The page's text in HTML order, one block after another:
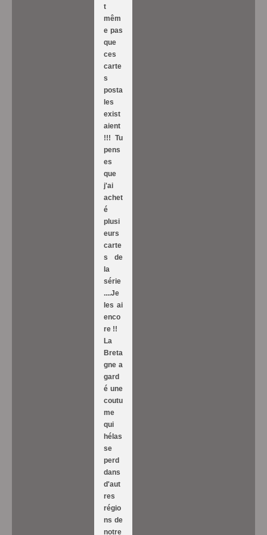
t
mêm
e pas
que
ces
carte
s
posta
les
exist
aient
!!! Tu
pens
es
que
j'ai
achet
é
plusi
eurs
carte
s de
la
série
....Je
les ai
enco
re !!
La
Breta
gne a
gard
é une
coutu
me
qui
hélas
se
perd
dans
d'aut
res
régio
ns de
notre